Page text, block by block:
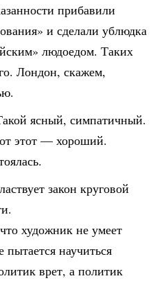
прибавили
и сделали ублюдка
людоедом. Таких
Лондон, скажем,
ясный, симпатичный.
этот — хороший.
закон круговой
художник не умеет
научиться
врет, а политик